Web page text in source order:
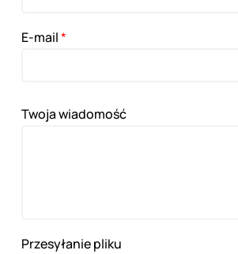
E-mail*
Twoja wiadomość
Przesyłanie pliku